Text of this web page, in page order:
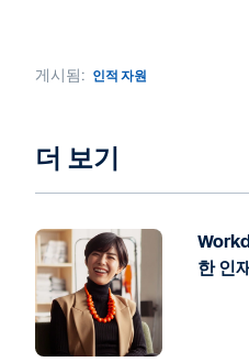
게시됨: 인적 자원
더 보기
한 인